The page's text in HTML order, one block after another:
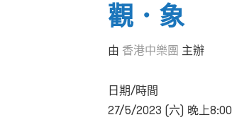
觀．象
由 香港中樂團 主辦
日期/時間
27/5/2023 (六) 晚上8:00